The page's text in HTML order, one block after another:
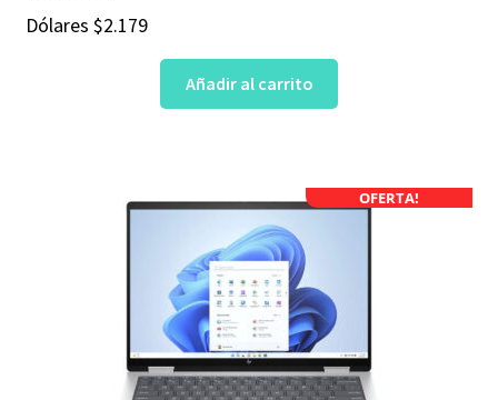
Dólares $2.179
Añadir al carrito
OFERTA!